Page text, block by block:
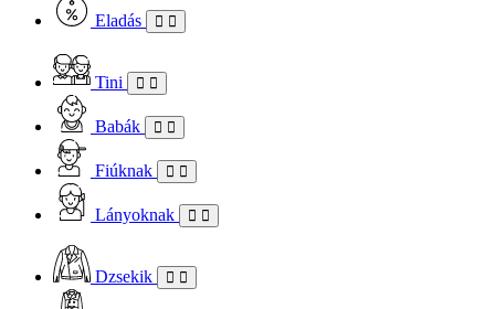
Eladás
Tini
Babák
Fiúknak
Lányoknak
Dzsekik